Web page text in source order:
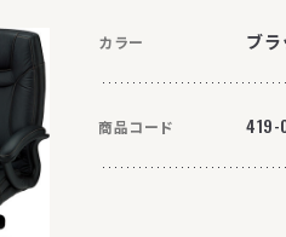
カラー ブラ
商品コード 419-